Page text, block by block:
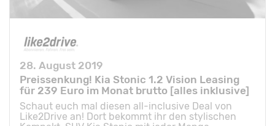
28. August 2019
Preissenkung! Kia Stonic 1.2 Vision Leasing
für 239 Euro im Monat brutto [alles inklusive]
Schaut euch mal diesen all-inclusive Deal von
Like2Drive an! Dort bekommt ihr den stylischen